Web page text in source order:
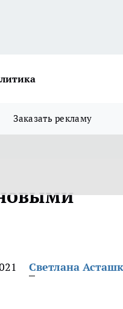
Заказать рекламу
Светлана